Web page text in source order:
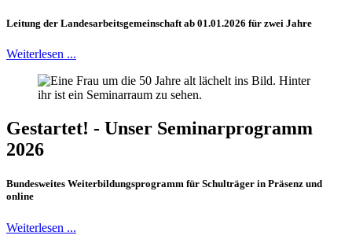
Leitung der Landesarbeitsgemeinschaft ab 01.01.2026 für zwei Jahre
Weiterlesen ...
Gestartet! - Unser Seminarprogramm
2026
Bundesweites Weiterbildungsprogramm für Schulträger in Präsenz und
online
Weiterlesen ...